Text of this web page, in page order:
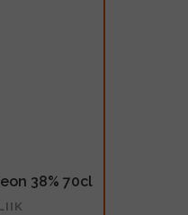
38% 70cl